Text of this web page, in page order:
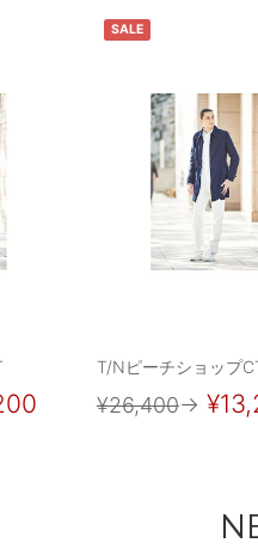
SALE
T/Nピーチショップ
¥26,400→